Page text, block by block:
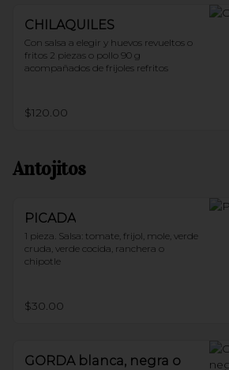
CHILAQUILES
Con salsa a elegir y huevos revueltos o
fritos 2 piezas o pollo 90 g
acompañados de frijoles refritos
$120.00
Antojitos
PICADA
1 pieza. Salsa: tomate, frijol, mole, verde
cruda, verde cocida, ranchera o
chipotle
$30.00
GORDA blanca, negra o